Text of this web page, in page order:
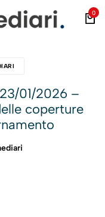
0
01/2026 –
coperture